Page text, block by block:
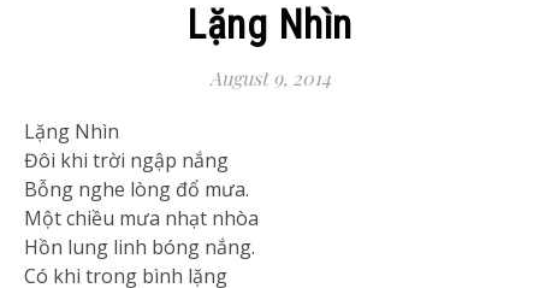
Lặng Nhìn
August 9, 2014
Lặng Nhìn
Đôi khi trời ngập nắng
Bỗng nghe lòng đổ mưa.
Một chiều mưa nhạt nhòa
Hồn lung linh bóng nắng.
Có khi trong bình lặng